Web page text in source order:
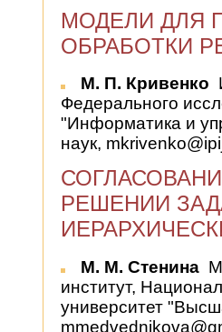
МОДЕЛИ ДЛЯ
ОБРАБОТКИ
М. П. Кривенко
Федерального
"Информатика и
наук,
РЕШЕНИИ
М. М. Стенина
институт,
университет